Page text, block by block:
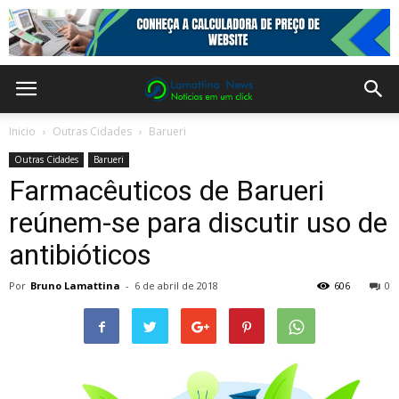
Inicio Outras Cidades Barueri
Outras Cidades Barueri
Farmacêuticos de Barueri
reúnem-se para discutir uso de
antibióticos
Por Bruno Lamattina - 6 de abril de 2018 0
606